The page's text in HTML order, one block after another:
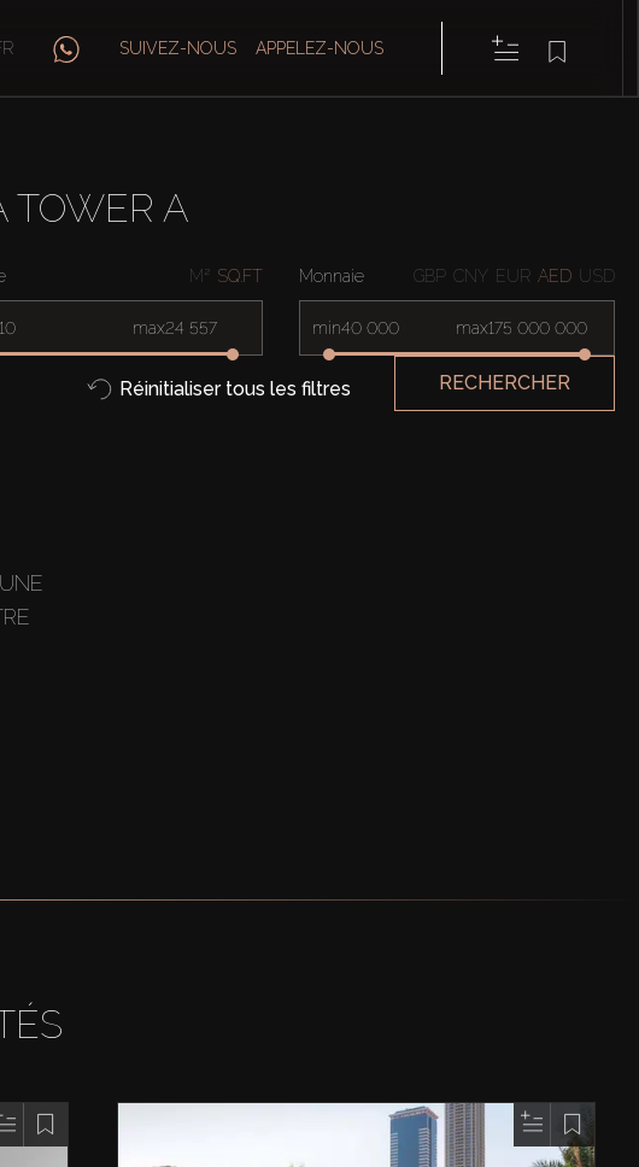
SUIVEZ-NOUS APPELEZ-NOUS
TOWER A
M² SQ.FT
max
Monnaie GBP CNY EUR AED USD
min max
Réinitialiser tous les filtres RECHERCHER